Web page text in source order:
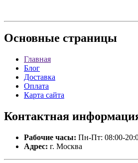
Основные страницы
Главная
Блог
Доставка
Оплата
Карта сайта
Контактная
Рабочие часы: Пн-Пт: 08:00-
Адрес: г. Москва